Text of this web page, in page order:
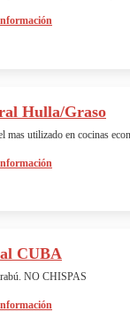
Hulla/Graso
mas utilizado en cocinas
CUBA
NO CHISPAS